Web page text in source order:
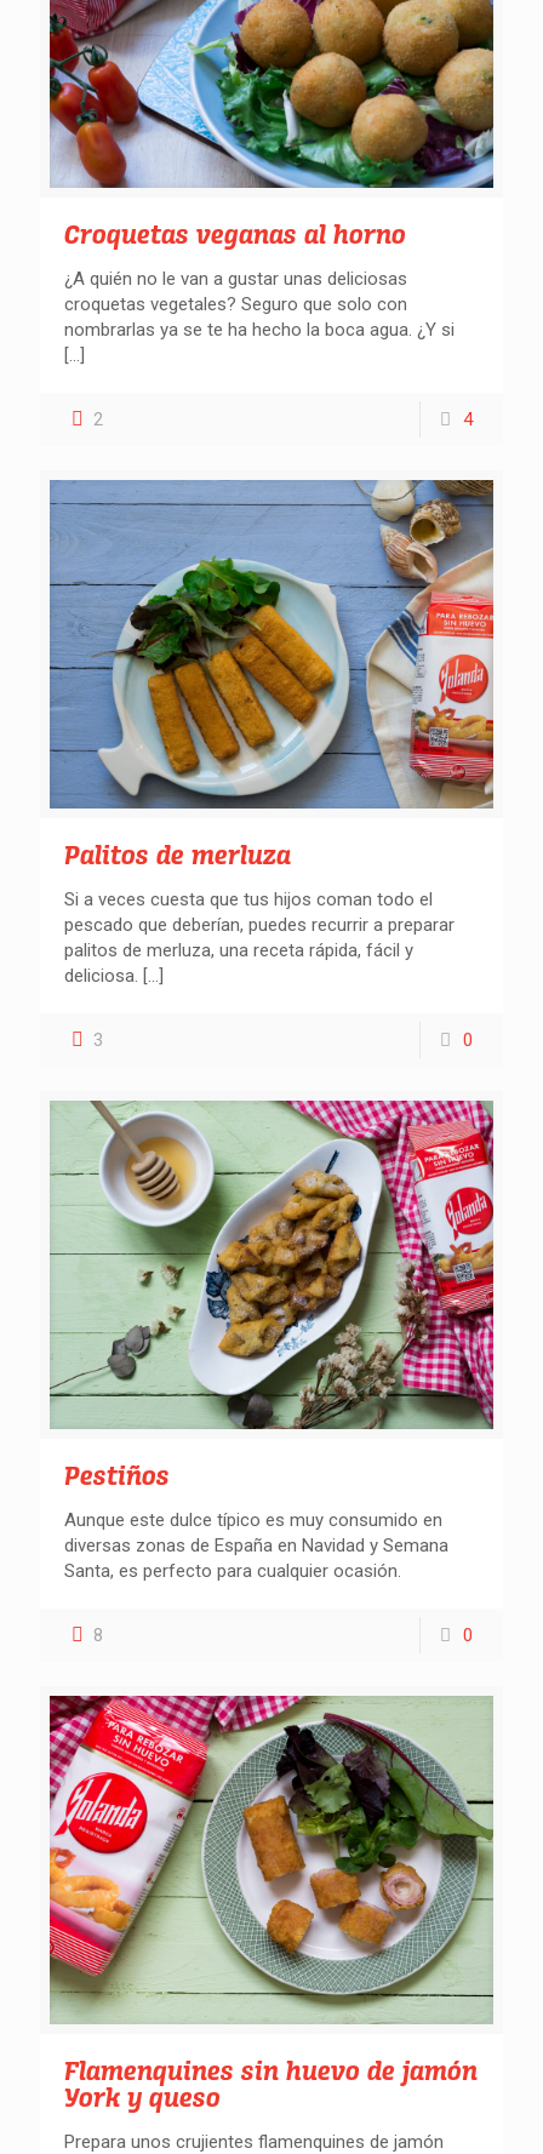
Croquetas veganas al horno
¿A quién no le van a gustar unas deliciosas
croquetas vegetales? Seguro que solo con
nombrarlas ya se te ha hecho la boca agua. ¿Y si
[…]
2 4
Palitos de merluza
Si a veces cuesta que tus hijos coman todo el
pescado que deberían, puedes recurrir a preparar
palitos de merluza, una receta rápida, fácil y
deliciosa. […]
3 0
Pestiños
Aunque este dulce típico es muy consumido en
diversas zonas de España en Navidad y Semana
Santa, es perfecto para cualquier ocasión.
8 0
Flamenquines sin huevo de jamón
York y queso
Prepara unos crujientes flamenquines de jamón